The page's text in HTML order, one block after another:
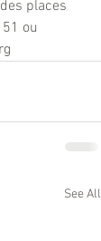
places
ou
See All